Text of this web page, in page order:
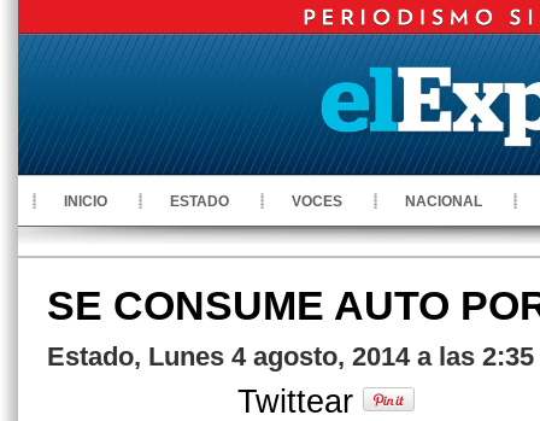
INICIO ESTADO VOCES NACIONAL
SE CONSUME AUTO
Estado, Lunes 4 agosto, 2014 a las
Twittear